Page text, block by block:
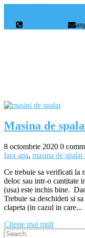
Masina de
8 octombrie 2020 0
fara apa, masina de spalat
Ce trebuie sa verificati la
deloc sau intr-o cantitate
(usa) este inchis bine.
Trebuie sa deschideti si
clapeta (in cazul in care...
Citeste mai mult